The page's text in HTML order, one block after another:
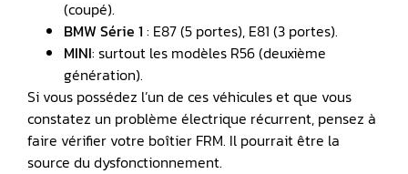
(coupé).
BMW Série 1 : E87 (5 portes), E81 (3 portes).
MINI: surtout les modèles R56 (deuxième
génération).
Si vous possédez l’un de ces véhicules et que vous
constatez un problème électrique récurrent, pensez à
faire vérifier votre boîtier FRM. Il pourrait être la
source du dysfonctionnement.